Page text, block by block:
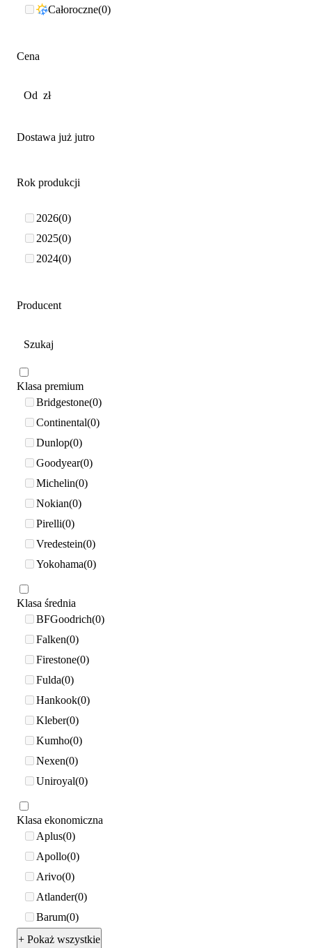
Całoroczne 0
Cena
Dostawa już jutro
Rok produkcji
2026 0
2025 0
2024 0
Producent
Klasa premium
Bridgestone 0
Continental 0
Dunlop 0
Goodyear 0
Michelin 0
Nokian 0
Pirelli 0
Vredestein 0
Yokohama 0
Klasa średnia
BFGoodrich 0
Falken 0
Firestone 0
Fulda 0
Hankook 0
Kleber 0
Kumho 0
Nexen 0
Uniroyal 0
Klasa ekonomiczna
Aplus 0
Apollo 0
Arivo 0
Atlander 0
Barum 0
+ Pokaż wszystkie